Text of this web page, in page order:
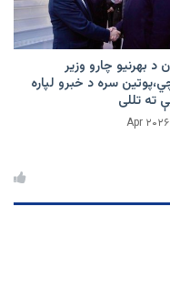
د بهرنیو چارو وزیر
سره د خبرو لپاره
ته تللی